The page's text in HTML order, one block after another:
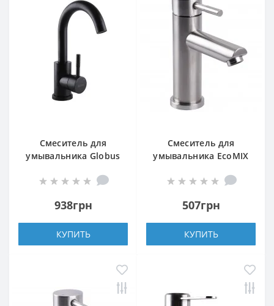
Смеситель для
умывальника Globus
BB
938грн
КУПИТЬ
Смеситель для
умывальника EcoMIX
507грн
КУПИТЬ